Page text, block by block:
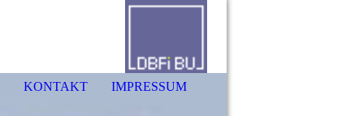
KONTAKT IMPRESSUM